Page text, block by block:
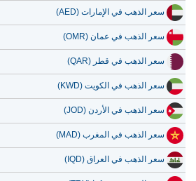
سعر الذهب في الإمارات (AED)
سعر الذهب في عمان (OMR)
سعر الذهب في قطر (QAR)
سعر الذهب في الكويت (KWD)
سعر الذهب في الأردن (JOD)
سعر الذهب في المغرب (MAD)
سعر الذهب في العراق (IQD)